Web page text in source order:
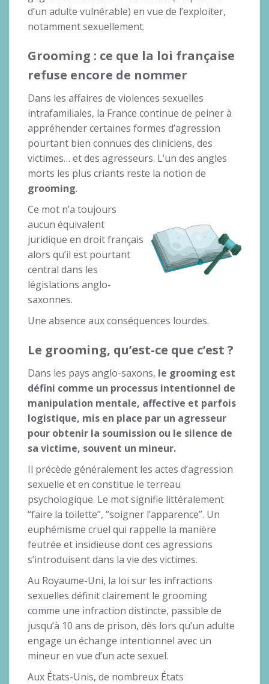
d’un adulte vulnérable) en vue de l’exploiter,
notamment sexuellement.
Grooming : ce que la loi française
refuse encore de nommer
Dans les affaires de violences sexuelles
intrafamiliales, la France continue de peiner à
appréhender certaines formes d’agression
pourtant bien connues des cliniciens, des
victimes… et des agresseurs. L’un des angles
morts les plus criants reste la notion de
grooming.
Ce mot n’a toujours
aucun équivalent
juridique en droit français
alors qu’il est pourtant
central dans les
législations anglo-
saxonnes.
Une absence aux conséquences lourdes.
Le grooming, qu’est-ce que c’est ?
Dans les pays anglo-saxons, le grooming est
défini comme un processus intentionnel de
manipulation mentale, affective et parfois
logistique, mis en place par un agresseur
pour obtenir la soumission ou le silence de
sa victime, souvent un mineur.
Il précède généralement les actes d’agression
sexuelle et en constitue le terreau
psychologique. Le mot signifie littéralement
“faire la toilette”, “soigner l’apparence”. Un
euphémisme cruel qui rappelle la manière
feutrée et insidieuse dont ces agressions
s’introduisent dans la vie des victimes.
Au Royaume-Uni, la loi sur les infractions
sexuelles définit clairement le grooming
comme une infraction distincte, passible de
jusqu’à 10 ans de prison, dès lors qu’un adulte
engage un échange intentionnel avec un
mineur en vue d’un acte sexuel.
Aux États-Unis, de nombreux États